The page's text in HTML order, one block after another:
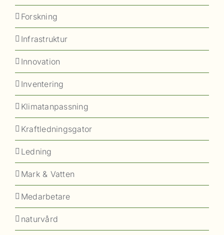
Forskning
Infrastruktur
Innovation
Inventering
Klimatanpassning
Kraftledningsgator
Ledning
Mark & Vatten
Medarbetare
naturvård